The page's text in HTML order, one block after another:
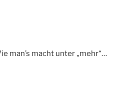
man’s macht unter „mehr“…